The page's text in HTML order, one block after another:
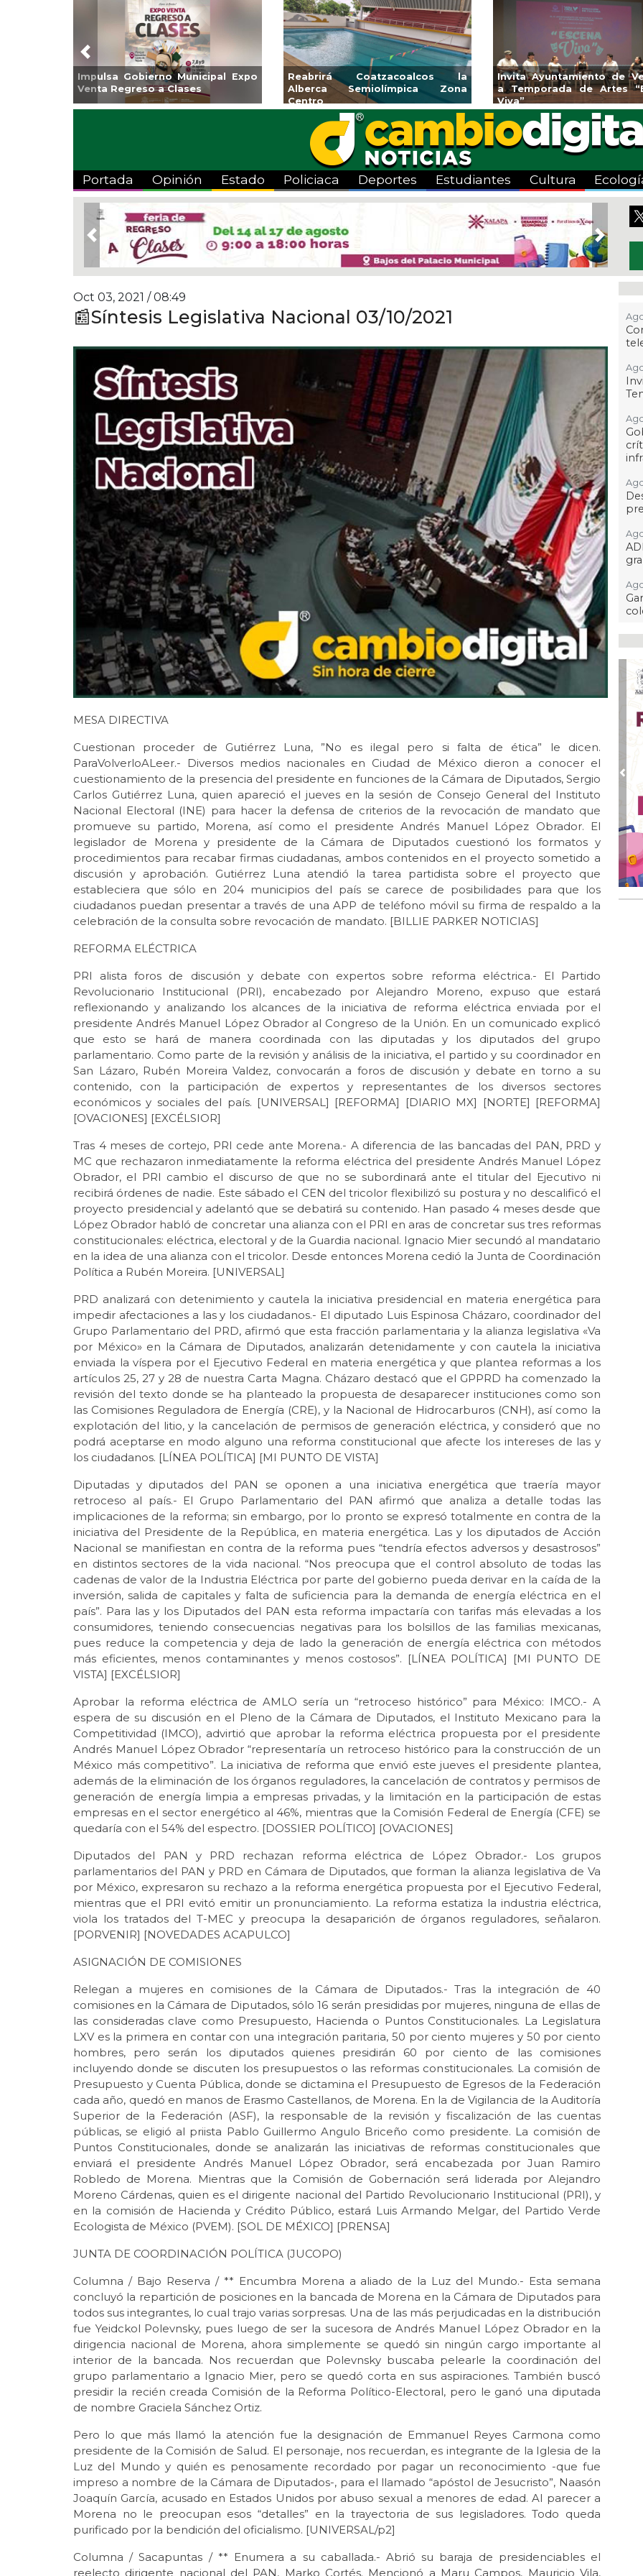
Guarniciones y banquetas para la
colonia El Mango en Pánuco
Emprendedores de Xalapa
exponen en Mercadito
Bicentenario
Coatzacoalcos
halterofilia con la Copa
2026
Previous
Portada Opinión Estado Policiaca Deportes Estudiantes Cultura
Previous Next
Oct 03, 2021 / 08:49
📰Síntesis Legislativa Nacional 03/10/2021
MESA DIRECTIVA
Cuestionan proceder de Gutiérrez Luna, ”No es ilegal pero si falta de ética” le dicen.
ParaVolverloALeer.- Diversos medios nacionales en Ciudad de México dieron a conocer el
cuestionamiento de la presencia del presidente en funciones de la Cámara de Diputados, Sergio
Carlos Gutiérrez Luna, quien apareció el jueves en la sesión de Consejo General del Instituto
Nacional Electoral (INE) para hacer la defensa de criterios de la revocación de mandato que
promueve su partido, Morena, así como el presidente Andrés Manuel López Obrador. El
legislador de Morena y presidente de la Cámara de Diputados cuestionó los formatos y
procedimientos para recabar firmas ciudadanas, ambos contenidos en el proyecto sometido a
discusión y aprobación. Gutiérrez Luna atendió la tarea partidista sobre el proyecto que
estableciera que sólo en 204 municipios del país se carece de posibilidades para que los
ciudadanos puedan presentar a través de una APP de teléfono móvil su firma de respaldo a la
celebración de la consulta sobre revocación de mandato. [BILLIE PARKER NOTICIAS]
REFORMA ELÉCTRICA
PRI alista foros de discusión y debate con expertos sobre reforma eléctrica.- El Partido
Revolucionario Institucional (PRI), encabezado por Alejandro Moreno, expuso que estará
reflexionando y analizando los alcances de la iniciativa de reforma eléctrica enviada por el
presidente Andrés Manuel López Obrador al Congreso de la Unión. En un comunicado explicó
que esto se hará de manera coordinada con las diputadas y los diputados del grupo
parlamentario. Como parte de la revisión y análisis de la iniciativa, el partido y su coordinador en
San Lázaro, Rubén Moreira Valdez, convocarán a foros de discusión y debate en torno a su
contenido, con la participación de expertos y representantes de los diversos sectores
económicos y sociales del país. [UNIVERSAL] [REFORMA] [DIARIO MX] [NORTE] [REFORMA]
[OVACIONES] [EXCÉLSIOR]
Tras 4 meses de cortejo, PRI cede ante Morena.- A diferencia de las bancadas del PAN, PRD y
MC que rechazaron inmediatamente la reforma eléctrica del presidente Andrés Manuel López
Obrador, el PRI cambio el discurso de que no se subordinará ante el titular del Ejecutivo ni
recibirá órdenes de nadie. Este sábado el CEN del tricolor flexibilizó su postura y no descalificó el
proyecto presidencial y adelantó que se debatirá su contenido. Han pasado 4 meses desde que
López Obrador habló de concretar una alianza con el PRI en aras de concretar sus tres reformas
constitucionales: eléctrica, electoral y de la Guardia nacional. Ignacio Mier secundó al mandatario
en la idea de una alianza con el tricolor. Desde entonces Morena cedió la Junta de Coordinación
Política a Rubén Moreira. [UNIVERSAL]
PRD analizará con detenimiento y cautela la iniciativa presidencial en materia energética para
impedir afectaciones a las y los ciudadanos.- El diputado Luis Espinosa Cházaro, coordinador del
Grupo Parlamentario del PRD, afirmó que esta fracción parlamentaria y la alianza legislativa «Va
por México» en la Cámara de Diputados, analizarán detenidamente y con cautela la iniciativa
enviada la víspera por el Ejecutivo Federal en materia energética y que plantea reformas a los
artículos 25, 27 y 28 de nuestra Carta Magna. Cházaro destacó que el GPPRD ha comenzado la
revisión del texto donde se ha planteado la propuesta de desaparecer instituciones como son
las Comisiones Reguladora de Energía (CRE), y la Nacional de Hidrocarburos (CNH), así como la
explotación del litio, y la cancelación de permisos de generación eléctrica, y consideró que no
podrá aceptarse en modo alguno una reforma constitucional que afecte los intereses de las y
los ciudadanos. [LÍNEA POLÍTICA] [MI PUNTO DE VISTA]
Diputadas y diputados del PAN se oponen a una iniciativa energética que traería mayor
retroceso al país.- El Grupo Parlamentario del PAN afirmó que analiza a detalle todas las
implicaciones de la reforma; sin embargo, por lo pronto se expresó totalmente en contra de la
iniciativa del Presidente de la República, en materia energética. Las y los diputados de Acción
Nacional se manifiestan en contra de la reforma pues “tendría efectos adversos y desastrosos”
en distintos sectores de la vida nacional. “Nos preocupa que el control absoluto de todas las
cadenas de valor de la Industria Eléctrica por parte del gobierno pueda derivar en la caída de la
inversión, salida de capitales y falta de suficiencia para la demanda de energía eléctrica en el
país”. Para las y los Diputados del PAN esta reforma impactaría con tarifas más elevadas a los
consumidores, teniendo consecuencias negativas para los bolsillos de las familias mexicanas,
pues reduce la competencia y deja de lado la generación de energía eléctrica con métodos
más eficientes, menos contaminantes y menos costosos”. [LÍNEA POLÍTICA] [MI PUNTO DE
VISTA] [EXCÉLSIOR]
Aprobar la reforma eléctrica de AMLO sería un “retroceso histórico” para México: IMCO.- A
espera de su discusión en el Pleno de la Cámara de Diputados, el Instituto Mexicano para la
Competitividad (IMCO), advirtió que aprobar la reforma eléctrica propuesta por el presidente
Andrés Manuel López Obrador “representaría un retroceso histórico para la construcción de un
México más competitivo”. La iniciativa de reforma que envió este jueves el presidente plantea,
además de la eliminación de los órganos reguladores, la cancelación de contratos y permisos de
generación de energía limpia a empresas privadas, y la limitación en la participación de estas
empresas en el sector energético al 46%, mientras que la Comisión Federal de Energía (CFE) se
quedaría con el 54% del espectro. [DOSSIER POLÍTICO] [OVACIONES]
Diputados del PAN y PRD rechazan reforma eléctrica de López Obrador.- Los grupos
parlamentarios del PAN y PRD en Cámara de Diputados, que forman la alianza legislativa de Va
por México, expresaron su rechazo a la reforma energética propuesta por el Ejecutivo Federal,
mientras que el PRI evitó emitir un pronunciamiento. La reforma estatiza la industria eléctrica,
viola los tratados del T-MEC y preocupa la desaparición de órganos reguladores, señalaron.
[PORVENIR] [NOVEDADES ACAPULCO]
ASIGNACIÓN DE COMISIONES
Relegan a mujeres en comisiones de la Cámara de Diputados.- Tras la integración de 40
comisiones en la Cámara de Diputados, sólo 16 serán presididas por mujeres, ninguna de ellas de
las consideradas clave como Presupuesto, Hacienda o Puntos Constitucionales. La Legislatura
LXV es la primera en contar con una integración paritaria, 50 por ciento mujeres y 50 por ciento
hombres, pero serán los diputados quienes presidirán 60 por ciento de las comisiones
incluyendo donde se discuten los presupuestos o las reformas constitucionales. La comisión de
Presupuesto y Cuenta Pública, donde se dictamina el Presupuesto de Egresos de la Federación
cada año, quedó en manos de Erasmo Castellanos, de Morena. En la de Vigilancia de la Auditoría
Superior de la Federación (ASF), la responsable de la revisión y fiscalización de las cuentas
públicas, se eligió al priista Pablo Guillermo Angulo Briceño como presidente. La comisión de
Puntos Constitucionales, donde se analizarán las iniciativas de reformas constitucionales que
enviará el presidente Andrés Manuel López Obrador, será encabezada por Juan Ramiro
Robledo de Morena. Mientras que la Comisión de Gobernación será liderada por Alejandro
Moreno Cárdenas, quien es el dirigente nacional del Partido Revolucionario Institucional (PRI), y
en la comisión de Hacienda y Crédito Público, estará Luis Armando Melgar, del Partido Verde
Ecologista de México (PVEM). [SOL DE MÉXICO] [PRENSA]
JUNTA DE COORDINACIÓN POLÍTICA (JUCOPO)
Columna / Bajo Reserva / ** Encumbra Morena a aliado de la Luz del Mundo.- Esta semana
concluyó la repartición de posiciones en la bancada de Morena en la Cámara de Diputados para
todos sus integrantes, lo cual trajo varias sorpresas. Una de las más perjudicadas en la distribución
fue Yeidckol Polevnsky, pues luego de ser la sucesora de Andrés Manuel López Obrador en la
dirigencia nacional de Morena, ahora simplemente se quedó sin ningún cargo importante al
interior de la bancada. Nos recuerdan que Polevnsky buscaba pelearle la coordinación del
grupo parlamentario a Ignacio Mier, pero se quedó corta en sus aspiraciones. También buscó
presidir la recién creada Comisión de la Reforma Político-Electoral, pero le ganó una diputada
de nombre Graciela Sánchez Ortiz.
Pero lo que más llamó la atención fue la designación de Emmanuel Reyes Carmona como
presidente de la Comisión de Salud. El personaje, nos recuerdan, es integrante de la Iglesia de la
Luz del Mundo y quién es penosamente recordado por pagar un reconocimiento -que fue
impreso a nombre de la Cámara de Diputados-, para el llamado “apóstol de Jesucristo”, Naasón
Joaquín García, acusado en Estados Unidos por abuso sexual a menores de edad. Al parecer a
Morena no le preocupan esos “detalles” en la trayectoria de sus legisladores. Todo queda
purificado por la bendición del oficialismo. [UNIVERSAL/p2]
Columna / Sacapuntas / ** Enumera a su caballada.- Abrió su baraja de presidenciables el
reelecto dirigente nacional del PAN, Marko Cortés. Mencionó a Maru Campos, Mauricio Vila,
la
y